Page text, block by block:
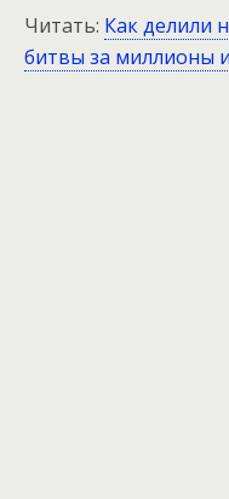
Читать: Как делили
битвы за миллионы